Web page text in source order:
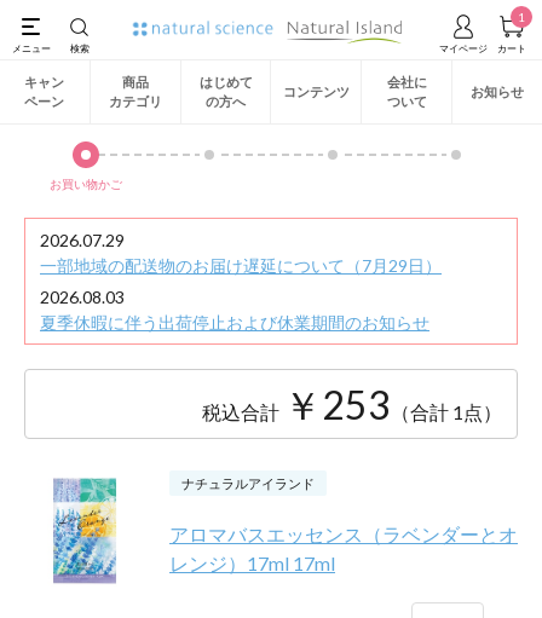
1
キャン
ペーン
商品
カテゴリ
はじめて
の方へ
コンテンツ
会社に
ついて
お知らせ
お買い物かご
2026.07.29
一部地域の配送物のお届け遅延について（7月29日）
2026.08.03
夏季休暇に伴う出荷停止および休業期間のお知らせ
税込合計 ￥253 （合計 1点）
ナチュラルアイランド
アロマバスエッセンス（ラベンダーとオ
レンジ）17ml 17ml